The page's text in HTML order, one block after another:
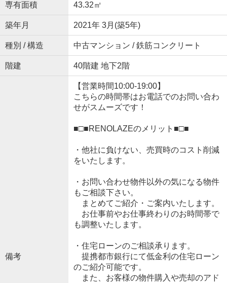
専有面積 43.32㎡
築年月 2021年 3月(築5年)
種別 / 構造 中古マンション / 鉄筋コンクリート
階建 40階建 地下2階
備考
【営業時間10:00-19:00】
こちらの時間帯はお電話でのお問い合わ
せがスムーズです！
■□■RENOLAZEのメリット■□■
・他社に負けない、売買時のコスト削減
をいたします。
・お問い合わせ物件以外の気になる物件
もご相談下さい。
まとめてご紹介・ご案内いたします。
お仕事前やお仕事終わりのお時間帯で
も調整いたします。
・住宅ローンのご相談承ります。
提携都市銀行にて低金利の住宅ローン
のご紹介可能です。
また、お客様の物件購入や売却のアド